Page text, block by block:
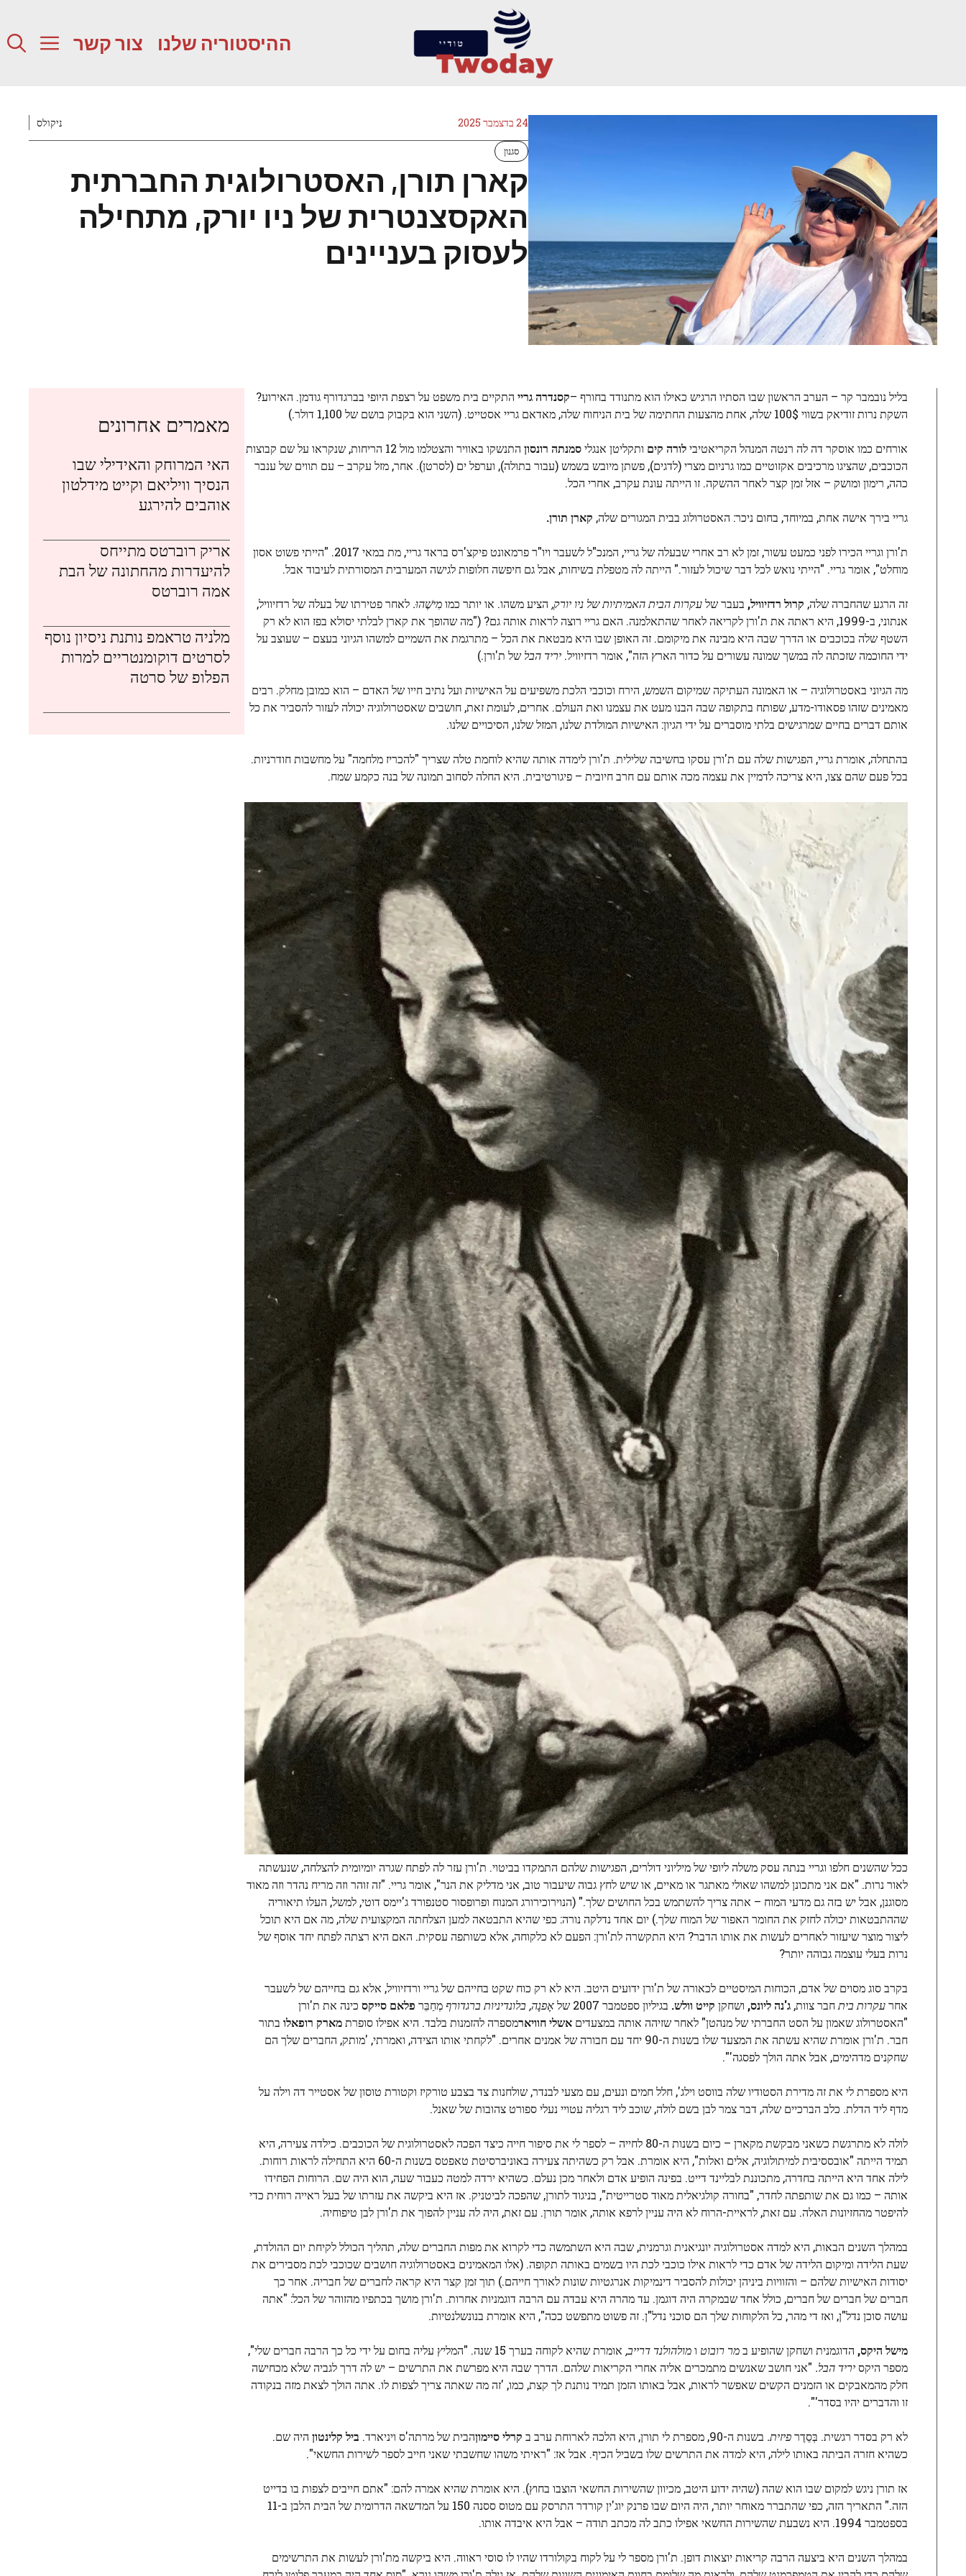
ההיסטוריה שלנו צור קשר
24 בדצמבר 2025 ניקולס
סגנון
קארן תורן, האסטרולוגית החברתית
האקסצנטרית של ניו יורק, מתחילה
לעסוק בעניינים
בליל נובמבר קר – הערב הראשון שבו הסתיו הרגיש כאילו הוא מתנודד בחורף –קסנדרה גריי התקיים בית משפט על רצפת היופי בברגדורף גודמן. האירוע?
השקת נרות זודיאק בשווי 100$ שלה, אחת מהצעות החתימה של בית הניחוח שלה, מאדאם גריי אסטייט. (השני הוא בקבוק בושם של 1,100 דולר.)
אורחים כמו אוסקר דה לה רנטה המנהל הקריאטיבילורה קים ותקליטן אנגליסמנתה רונסון
התנשקו באוויר והצטלמו מול 12 הריחות, שנקראו על שם קבוצות
הכוכבים, שהציגו מרכיבים אקזוטיים כמו גרניום מצרי (לדגים), פשתן מיובש בשמש (עבור בתולה), וערפל ים (לסרטן). אחר, מזל עקרב – עם תווים של ענבר
כהה, רימון ומושק – אזל זמן קצר לאחר ההשקה. זו הייתה עונת עקרב, אחרי הכל.
גריי בירך אישה אחת, במיוחד, בחום ניכר: האסטרולוג בבית המגורים שלה, קארן תורן.
ת'ורן וגריי הכירו לפני כמעט עשור, זמן לא רב אחרי שבעלה של גריי, המנכ"ל לשעבר ויו"ר פרמאונט פיקצ'רס בראד גריי, מת במאי 2017. "הייתי פשוט אסון
מוחלט", אומר גריי. "הייתי נואש לכל דבר שיכול לעזור." הייתה לה מטפלת בשיחות, אבל גם חיפשה חלופות לגישה המערבית המסורתית לעיבוד אבל.
זה הרגע שהחברה שלה, קרול רדזיוויל, בעבר שלעקרות הבית האמיתיות של ניו יורק, הציע משהו. או יותר כמומִישֶׁהוּ. לאחר פטירתו של בעלה של רדזיוויל,
אנתוני, ב-1999, היא ראתה את ת'ורן לקריאה לאחר שהתאלמנה. האם גריי רוצה לראות אותה גם? ("מה שהופך את קארן לבלתי יסולא בפז הוא לא רק
השטף שלה בכוכבים או הדרך שבה היא מבינה את מיקומם. זה האופן שבו היא מבטאת את הכל – מתרגמת את השמיים למשהו הגיוני בעצם – שעוצב על
ידי החוכמה שזכתה לה במשך שמונה עשורים על כדור הארץ הזה", אומר רדזיוויל. יריד הבל של ת'ורן.)
מה הגיוני באסטרולוגיה – או האמונה העתיקה שמיקום השמש, הירח וכוכבי הלכת משפיעים על האישיות ועל נתיב חייו של האדם – הוא כמובן מחלק. רבים
מאמינים שזהו פסאודו-מדע, שפותח בתקופה שבה הבנו מעט את עצמנו ואת העולם. אחרים, לעומת זאת, חושבים שאסטרולוגיה יכולה לעזור להסביר את כל
אותם דברים בחיים שמרגישים בלתי מוסברים על ידי הגיון: האישיות המולדת שלנו, המזל שלנו, הסיכויים שלנו.
בהתחלה, אומרת גריי, הפגישות שלה עם ת'ורן עסקו בחשיבה שלילית. ת'ורן לימדה אותה שהיא לוחמת טלה שצריך "להכריז מלחמה" על מחשבות חודרניות.
בכל פעם שהם צצו, היא צריכה לדמיין את עצמה מכה אותם עם חרב חיובית – פיגורטיבית. היא החלה לסחוב תמונה של בנה כקמע שמח.
ככל שהשנים חלפו וגריי בנתה עסק משלה ליופי של מיליוני דולרים, הפגישות שלהם התמקדו בביטוי. ת'ורן עזר לה לפתח שגרה יומיומית להצלחה, שנעשתה
לאור נרות. "אם אני מתכונן למשהו שאולי מאתגר או מאיים, או שיש לחץ גבוה שיעבור טוב, אני מדליק את הנר", אומר גריי. "זה זוהר וזה מריח נהדר וזה מאוד
מסוגנן, אבל יש בזה גם מדעי המוח – אתה צריך להשתמש בכל החושים שלך." (הנוירוכירורג המנוח ופרופסור סטנפורד ג'יימס דוטי, למשל, העלו תיאוריה
שההתבטאות יכולה לחזק את החומר האפור של המוח שלך.) יום אחד נדלקה נורה: כפי שהיא התבטאה למען הצלחתה המקצועית שלה, מה אם היא תוכל
ליצור מוצר שיעזור לאחרים לעשות את אותו הדבר? היא התקשרה לת'ורן: הפעם לא כלקוחה, אלא כשותפה עסקית. האם היא רצתה לפתח יחד אוסף של
נרות בעלי עוצמה גבוהה יותר?
בקרב סוג מסוים של אדם, הכוחות המיסטיים לכאורה של ת'ורן ידועים היטב. היא לא רק כוח שקט בחייהם של גריי ורדזיוויל, אלא גם בחייהם של לשעבר
אחרעקרות ביתחבר צוות, ג'נה ליונס, ושחקן קייט וולש. בגיליון ספטמבר 2007 של אָפנָה, בלונדיניות ברגדורףמְחַבֵּר פלאם סייקס כינה את ת'ורן
"האסטרולוג שאמון על הסט החברתי של מנהטן" לאחר שזיהה אותה במצעדים אשלי חוויארמספרה להזמנות בלבד. היא אפילו סופרתמארק רופאלו בתור
חבר. ת'ורן אומרת שהיא עשתה את המצעד שלו בשנות ה-90 יחד עם חבורה של אמנים אחרים. "לקחתי אותו הצידה, ואמרתי, 'מותק, החברים שלך הם
שחקנים מדהימים, אבל אתה הולך לפסגה'".
היא מספרת לי את זה מדירת הסטודיו שלה בווסט וילג', חלל חמים ונעים, עם מצעי לבנדר, שולחנות צד בצבע טורקיז וקטורת טוסון של אסטייר דה וילה על
מדף ליד הדלת. כלב הברכיים שלה, דבר צמר לבן בשם לולה, שוכב ליד רגליה עטויי נעלי ספורט צהובות של שאנל.
לולה לא מתרגשת כשאני מבקשת מקארן – כיום בשנות ה-80 לחייה – לספר לי את סיפור חייה כיצד הפכה לאסטרולוגית של הכוכבים. כילדה צעירה, היא
תמיד הייתה "אובססיבית למיתולוגיה, אלים ואלות", היא אומרת. אבל רק כשהיתה צעירה באוניברסיטת טאפטס בשנות ה-60 היא התחילה לראות רוחות.
לילה אחד היא הייתה בחדרה, מתכוננת לבליינד דייט. בפינה הופיע אדם ולאחר מכן נעלם. כשהיא ירדה למטה כעבור שעה, הוא היה שם. הרוחות הפחידו
אותה – כמו גם את שותפתה לחדר, "בחורה קולגיאלית מאוד סטרייטית", בניגוד לתורן, שהפכה לביטניק. אז היא ביקשה את עזרתו של בעל ראייה רוחית כדי
להיפטר מהחזיונות האלה. עם זאת, לראיית-הרוח לא היה עניין לרפא אותה, אומר תורן. עם זאת, היה לה עניין להפוך את ת'ורן לבן טיפוחיה.
במהלך השנים הבאות, היא למדה אסטרולוגיה יונגיאנית וגרמנית, שבה היא השתמשה כדי לקרוא את מפות החברים שלה, תהליך הכולל לקיחת יום ההולדת,
שעת הלידה ומיקום הלידה של אדם כדי לראות אילו כוכבי לכת היו בשמים באותה תקופה. (אלו המאמינים באסטרולוגיה חושבים שכוכבי לכת מסבירים את
יסודות האישיות שלהם – והזוויות ביניהן יכולות להסביר דינמיקות אנרגטיות שונות לאורך חייהם.) תוך זמן קצר היא קראה לחברים של חבריה. אחר כך
חברים של חברים של חברים, כולל אחד שבמקרה היה דוגמן. עד מהרה היא עבדה עם הרבה דוגמניות אחרות. ת'ורן מושך בכתפיו מהזוהר של הכל: "אתה
עושה סוכן נדל"ן, ואז די מהר, כל הלקוחות שלך הם סוכני נדל"ן. זה פשוט מתפשט ככה", היא אומרת בנונשלנטיות.
מישל היקס, הדוגמנית ושחקן שהופיע במר רובוט ומולהולנד דרייב,
אומרת שהיא לקוחה בערך 15 שנה. "המליץ ​​עליה בחום על ידי כל כך הרבה חברים שלי",
מספר היקסיריד הבל. "אני חושב שאנשים מתמכרים אליה אחרי הקריאות שלהם. הדרך שבה היא מפרשת את התרשים – יש לה דרך לגביה שלא מכחישה
חלק מהמאבקים או הזמנים הקשים שאפשר לראות, אבל באותו הזמן תמיד נותנת לך קצת, כמו, 'זה מה שאתה צריך לצפות לו. אתה הולך לצאת מזה בנקודה
זו והדברים יהיו בסדר'".
לא רק בסדר רגשית. בְּסֵדֶרפיזית. בשנות ה-90, מספרת לי תורן, היא הלכה לארוחת ערב ב קרלי סיימוןהבית של מרתה'ס ויניארד. ביל קלינטון היה שם.
כשהיא חזרה הביתה באותו לילה, היא למדה את התרשים שלו בשביל הכיף. אבל אז: "ראיתי משהו שחשבתי שאני חייב לספר לשירות החשאי".
אז תורן ניגש למקום שבו הוא שהה (שהיה ידוע היטב, מכיוון שהשירות החשאי הוצבו בחוץ). היא אומרת שהיא אמרה להם: "אתם חייבים לצפות בו בדייט
הזה." התאריך הזה, כפי שהתברר מאוחר יותר, היה היום שבו פרנק יוג'ין קורדר התרסק עם מטוס ססנה 150 על המדשאה הדרומית של הבית הלבן ב-11
בספטמבר 1994. היא נשבעת שהשירות החשאי אפילו כתב לה מכתב תודה – אבל היא איבדה אותו.
במהלך השנים היא ביצעה הרבה קריאות יוצאות דופן. ת'ורן מספר לי על לקוח בקולורדו שהיו לו סוסי ראווה. היא ביקשה מת'ורן לעשות את התרשימים
מאמרים אחרונים
האי המרוחק והאידילי שבו
הנסיך וויליאם וקייט מידלטון
אוהבים להירגע
אריק רוברטס מתייחס
להיעדרות מהחתונה של הבת
אמה רוברטס
מלניה טראמפ נותנת ניסיון נוסף
לסרטים דוקומנטריים למרות
הפלופ של סרטה